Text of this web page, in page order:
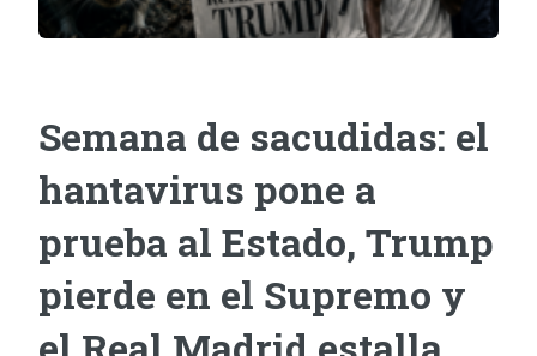
Semana de sacudidas: el
hantavirus pone a
prueba al Estado, Trump
pierde en el Supremo y